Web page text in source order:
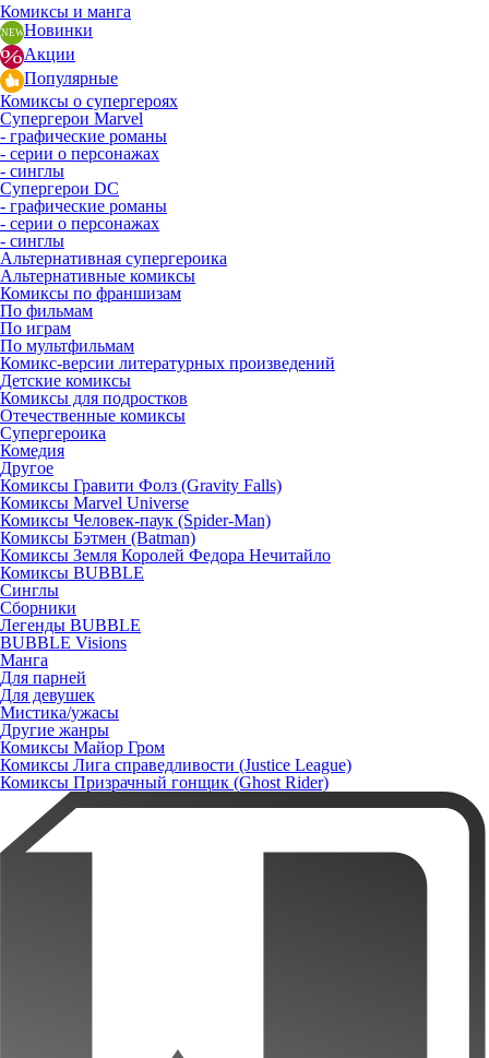
Комиксы и манга
Новинки
Акции
Популярные
Комиксы о супергероях
Супергерои Marvel
- графические романы
- серии о персонажах
- синглы
Супергерои DC
- графические романы
- серии о персонажах
- синглы
Альтернативная супергероика
Альтернативные комиксы
Комиксы по франшизам
По фильмам
По играм
По мультфильмам
Комикс-версии литературных произведений
Детские комиксы
Комиксы для подростков
Отечественные комиксы
Супергероика
Комедия
Другое
Комиксы Гравити Фолз (Gravity Falls)
Комиксы Marvel Universe
Комиксы Человек-паук (Spider-Man)
Комиксы Бэтмен (Batman)
Комиксы Земля Королей Федора Нечитайло
Комиксы BUBBLE
Синглы
Сборники
Легенды BUBBLE
BUBBLE Visions
Манга
Для парней
Для девушек
Мистика/ужасы
Другие жанры
Комиксы Майор Гром
Комиксы Лига справедливости (Justice League)
Комиксы Призрачный гонщик (Ghost Rider)